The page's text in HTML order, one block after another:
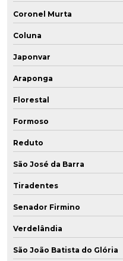
Coronel Murta
Coluna
Japonvar
Araponga
Florestal
Formoso
Reduto
São José da Barra
Tiradentes
Senador Firmino
Verdelândia
São João Batista do Glória